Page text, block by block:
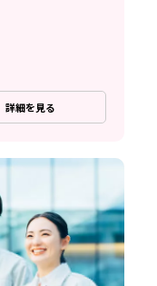
詳細を見る